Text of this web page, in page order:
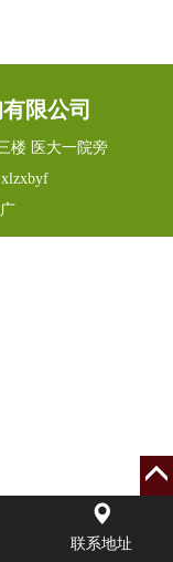
限公司
楼 医大一院旁
联系地址